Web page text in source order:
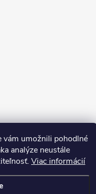
vám umožnili pohodlné
analýze neustále
Viac informácií